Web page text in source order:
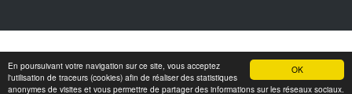
OK
En poursuivant votre navigation sur ce site, vous acceptez
l'utilisation de traceurs (cookies) afin de réaliser des statistiques
anonymes de visites et vous permettre de partager des informations sur les réseaux sociaux.
© MSH Paris Nord